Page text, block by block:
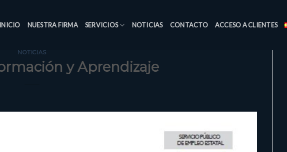
INICIO NUESTRA FIRMA SERVICIOS NOTICIAS CONTACTO ACCESO A CLIENTES
NOTICIAS
y Aprendizaje